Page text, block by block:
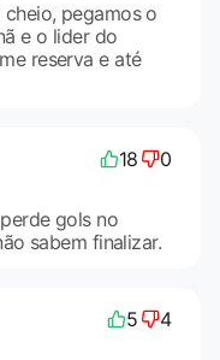
pegamos o
e o lider do
reserva e até
18 0
gols no
sabem finalizar.
5 4